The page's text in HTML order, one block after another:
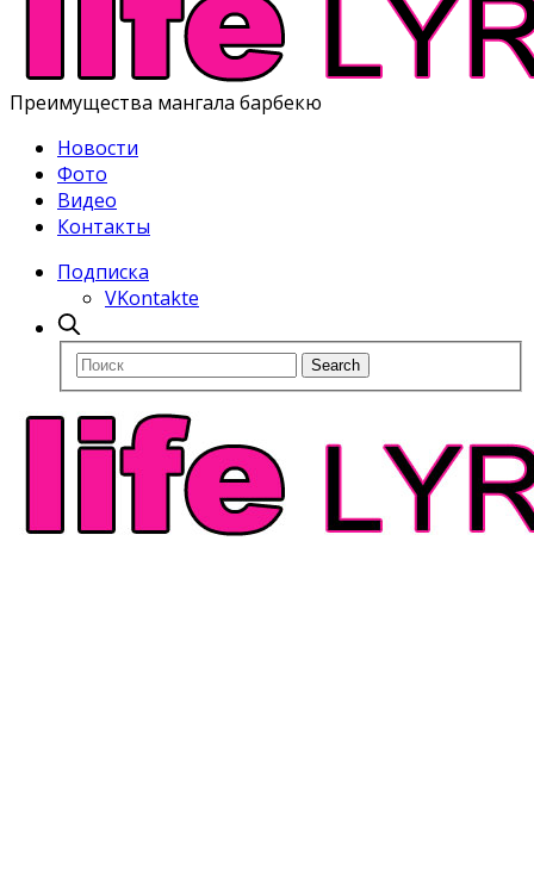
Преимущества мангала барбекю
Новости
Фото
Видео
Контакты
Подписка
VKontakte